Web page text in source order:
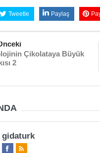
Tweetle Paylaş
Çikolataya Büyük
2
gidaturk